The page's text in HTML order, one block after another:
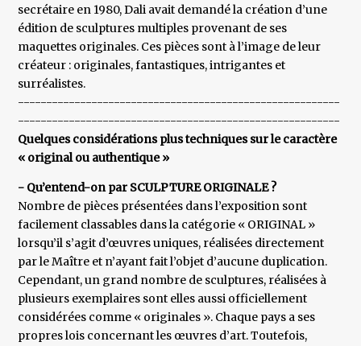
secrétaire en 1980, Dali avait demandé la création d’une
édition de sculptures multiples provenant de ses
maquettes originales. Ces pièces sont à l’image de leur
créateur : originales, fantastiques, intrigantes et
surréalistes.
---------------------------------------------------------
---------------------------------------------------------
Quelques considérations plus techniques sur le caractère
« original ou authentique »
- Qu’entend-on par SCULPTURE ORIGINALE ?
Nombre de pièces présentées dans l’exposition sont
facilement classables dans la catégorie « ORIGINAL »
lorsqu’il s’agit d’œuvres uniques, réalisées directement
par le Maître et n’ayant fait l’objet d’aucune duplication.
Cependant, un grand nombre de sculptures, réalisées à
plusieurs exemplaires sont elles aussi officiellement
considérées comme « originales ». Chaque pays a ses
propres lois concernant les œuvres d’art. Toutefois,